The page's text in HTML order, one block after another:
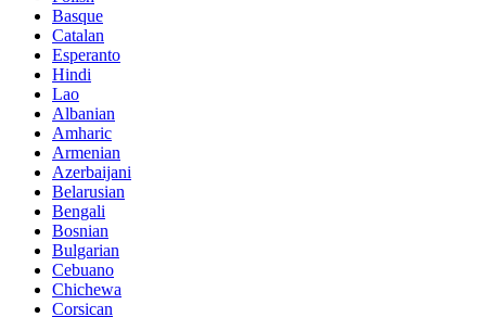
Basque
Catalan
Esperanto
Hindi
Lao
Albanian
Amharic
Armenian
Azerbaijani
Belarusian
Bengali
Bosnian
Bulgarian
Cebuano
Chichewa
Corsican